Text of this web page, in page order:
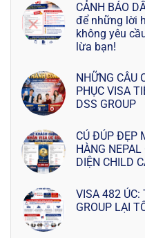
CẢNH BÁO
để những lời
không yêu
lừa bạn!
NHỮNG CÂU
PHỤC VISA
DSS GROUP
CÚ ĐÚP ĐẸP
HÀNG
DIỆN CHILD
VISA 482 ÚC:
GROUP LẠI